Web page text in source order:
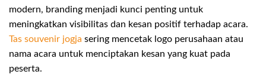
modern, branding menjadi kunci penting untuk
meningkatkan visibilitas dan kesan positif terhadap acara.
Tas souvenir jogja sering mencetak logo perusahaan atau
nama acara untuk menciptakan kesan yang kuat pada
peserta.